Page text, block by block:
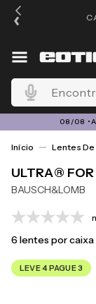
Encontre o
08/08
Lentes
ULTRA®
BAUSCH&LOMB
6 lentes por caixa
LEVE 4 PAGUE 3